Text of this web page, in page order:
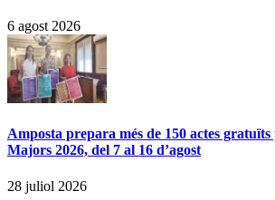
6 agost 2026
Amposta prepara més de 150 actes gratuïts
Majors 2026, del 7 al 16 d’agost
28 juliol 2026